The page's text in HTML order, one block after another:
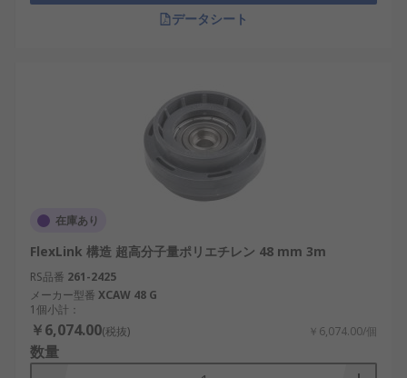
データシート
在庫あり
FlexLink 構造 超高分子量ポリエチレン 48 mm 3m
RS品番 261-2425
メーカー型番 XCAW 48 G
1個小計：
￥6,074.00(税抜) ￥6,074.00/個
数量